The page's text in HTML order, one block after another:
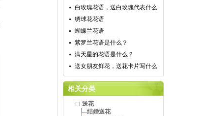
白玫瑰花语，送白玫瑰代表什么
绣球花花语
蝴蝶兰花语
紫罗兰花语是什么？
满天星的花语是什么？
送女朋友鲜花，送花卡片写什么
相关分类
送花
结婚送花